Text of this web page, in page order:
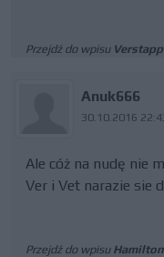
Przejdź do wpisu
Anuk666
30.10.2016
Ale cóż na nudę nie
Ver i Vet narazie sie
Przejdź do wpisu